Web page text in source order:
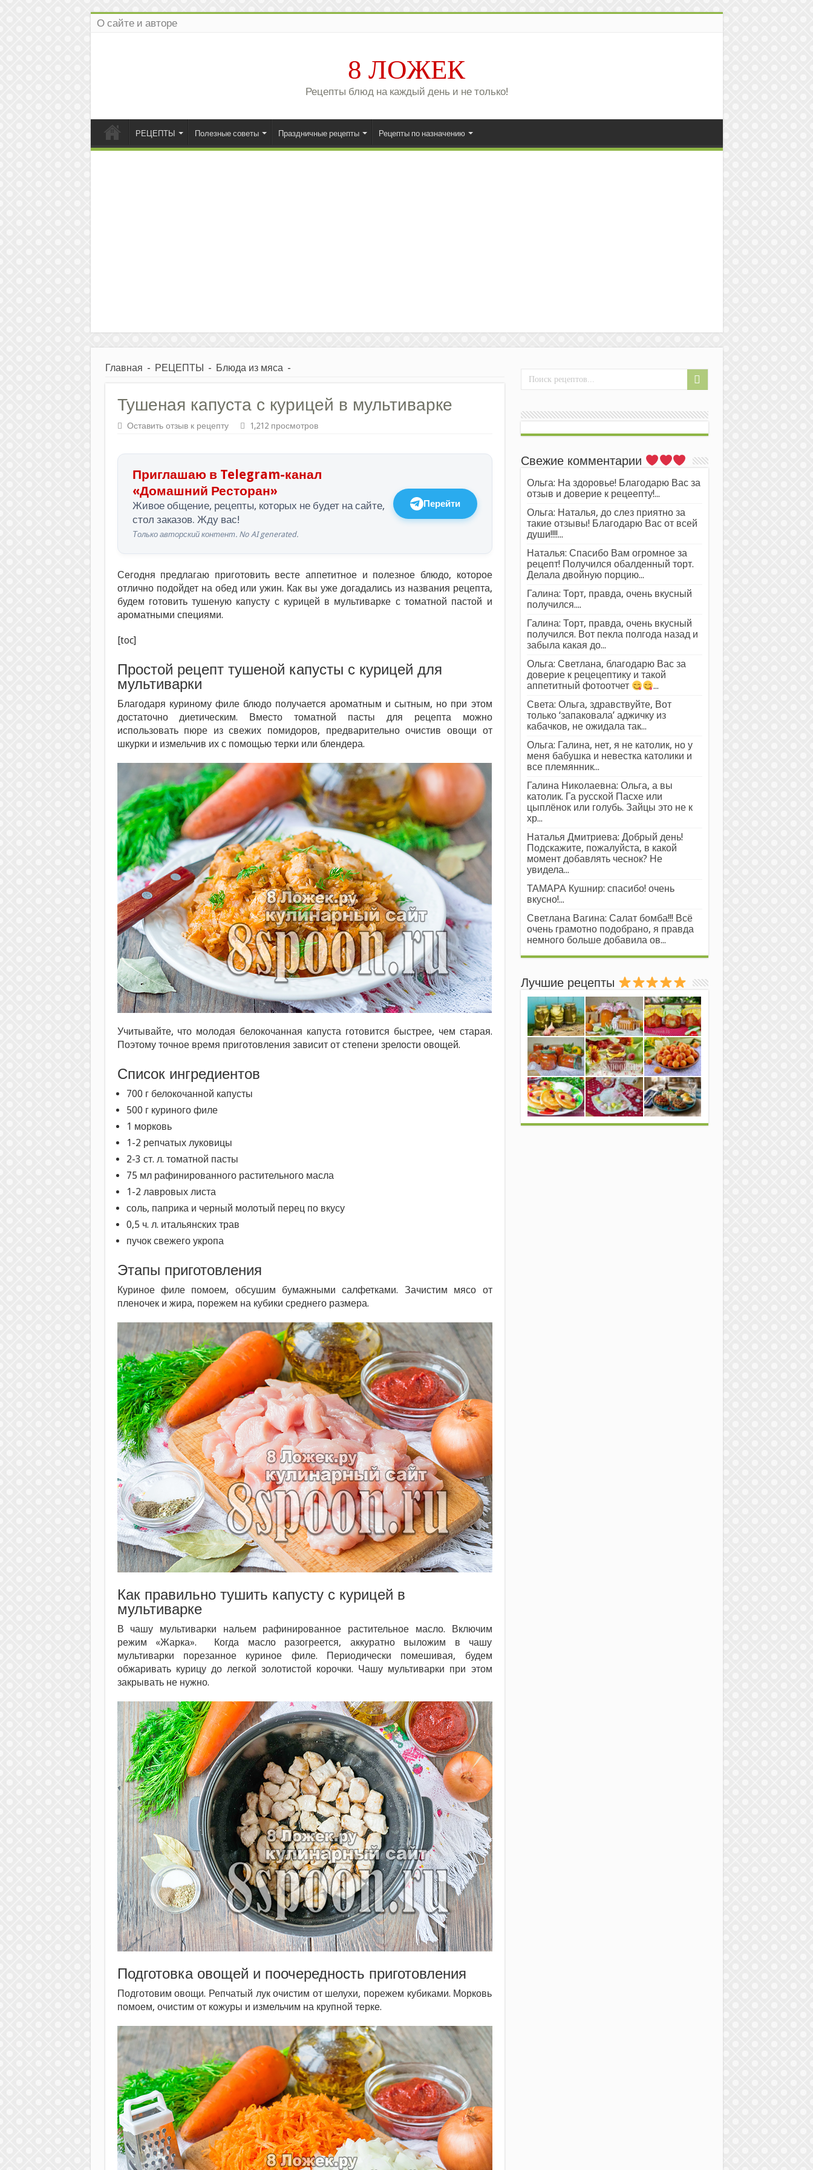
О сайте и авторе
8 ЛОЖЕК
Рецепты блюд на каждый день и не только!
РЕЦЕПТЫ Полезные советы Праздничные рецепты Рецепты по назначению
Главная - РЕЦЕПТЫ - Блюда из мяса -
Тушеная капуста с курицей в мультиварке
Оставить отзыв к рецепту 1,212 просмотров
Приглашаю в Telegram-канал
«Домашний Ресторан»
Живое общение, рецепты, которых не будет на сайте,
стол заказов. Жду вас!
Только авторский контент. No AI generated.
Перейти
Сегодня предлагаю приготовить весте аппетитное и полезное блюдо, которое
отлично подойдет на обед или ужин. Как вы уже догадались из названия рецепта,
будем готовить тушеную капусту с курицей в мультиварке с томатной пастой и
ароматными специями.
[toc]
Простой рецепт тушеной капусты с курицей для
мультиварки
Благодаря куриному филе блюдо получается ароматным и сытным, но при этом
достаточно диетическим. Вместо томатной пасты для рецепта можно
использовать пюре из свежих помидоров, предварительно очистив овощи от
шкурки и измельчив их с помощью терки или блендера.
Учитывайте, что молодая белокочанная капуста готовится быстрее, чем старая.
Поэтому точное время приготовления зависит от степени зрелости овощей.
Список ингредиентов
700 г белокочанной капусты
500 г куриного филе
1 морковь
1-2 репчатых луковицы
2-3 ст. л. томатной пасты
75 мл рафинированного растительного масла
1-2 лавровых листа
соль, паприка и черный молотый перец по вкусу
0,5 ч. л. итальянских трав
пучок свежего укропа
Этапы приготовления
Куриное филе помоем, обсушим бумажными салфетками. Зачистим мясо от
пленочек и жира, порежем на кубики среднего размера.
Как правильно тушить капусту с курицей в
мультиварке
В чашу мультиварки нальем рафинированное растительное масло. Включим
режим «Жарка». Когда масло разогреется, аккуратно выложим в чашу
мультиварки порезанное куриное филе. Периодически помешивая, будем
обжаривать курицу до легкой золотистой корочки. Чашу мультиварки при этом
закрывать не нужно.
Подготовка овощей и поочередность приготовления
Подготовим овощи. Репчатый лук очистим от шелухи, порежем кубиками. Морковь
помоем, очистим от кожуры и измельчим на крупной терке.
Свежие комментарии
Ольга: На здоровье! Благодарю Вас за
отзыв и доверие к рецеепту!...
Ольга: Наталья, до слез приятно за
такие отзывы! Благодарю Вас от всей
души!!!!...
Наталья: Спасибо Вам огромное за
рецепт! Получился обалденный торт.
Делала двойную порцию...
Галина: Торт, правда, очень вкусный
получился....
Галина: Торт, правда, очень вкусный
получился. Вот пекла полгода назад и
забыла какая до...
Ольга: Светлана, благодарю Вас за
доверие к рецецептику и такой
аппетитный фотоотчет
...
Света: Ольга, здравствуйте, Вот
только ‘запаковала’ аджичку из
кабачков, не ожидала так...
Ольга: Галина, нет, я не католик, но у
меня бабушка и невестка католики и
все племянник...
Галина Николаевна: Ольга, а вы
католик. Га русской Пасхе или
цыплёнок или голубь. Зайцы это не к
хр...
Наталья Дмитриева: Добрый день!
Подскажите, пожалуйста, в какой
момент добавлять чеснок? Не
увидела...
ТАМАРА Кушнир: спасибо! очень
вкусно!...
Светлана Вагина: Салат бомба!!! Всё
очень грамотно подобрано, я правда
немного больше добавила ов...
Лучшие рецепты